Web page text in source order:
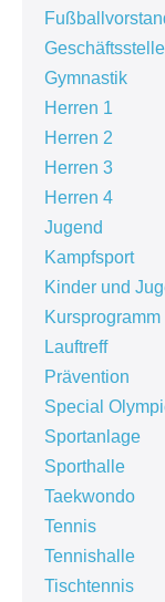
Geschäftsstelle
Gymnastik
Herren 1
Herren 2
Herren 3
Herren 4
Jugend
Kampfsport
Kinder und
Kursprogramm
Lauftreff
Prävention
Special
Sportanlage
Sporthalle
Taekwondo
Tennis
Tennishalle
Tischtennis